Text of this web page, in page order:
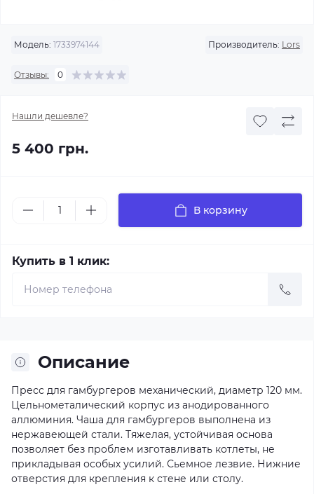
Модель: 1733974144 Производитель: Lors
Отзывы: 0
Нашли дешевле?
5 400 грн.
В корзину
Купить в 1 клик:
Описание
Пресс для гамбургеров механический, диаметр 120 мм.
Цельнометалический корпус из анодированного
аллюминия. Чаша для гамбургеров выполнена из
нержавеющей стали. Тяжелая, устойчивая основа
позволяет без проблем изготавливать котлеты, не
прикладывая особых усилий. Сьемное лезвие. Нижние
отверстия для крепления к стене или столу.